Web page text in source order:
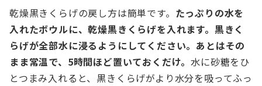
乾燥黒きくらげの戻し方は簡単です。 たっぷりの水を
入れたボウルに、乾燥黒きくらげを入れます。黒きく
らげが全部水に浸るようにしてください。あとはその
まま常温で、5時間ほど置いておくだけ。水に砂糖をひ
とつまみ入れると、黒きくらげがより水分を吸ってふっ